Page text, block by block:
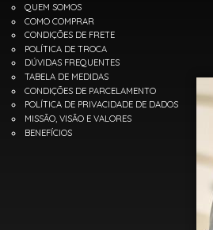
QUEM SOMOS
COMO COMPRAR
CONDIÇÕES DE FRETE
POLÍTICA DE TROCA
DÚVIDAS FREQUENTES
TABELA DE MEDIDAS
CONDIÇÕES DE PARCELAMENTO
POLÍTICA DE PRIVACIDADE DE DADOS
MISSÃO, VISÃO E VALORES
BENEFÍCIOS